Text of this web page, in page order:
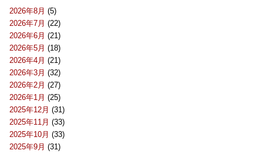
2026年8月 (5)
2026年7月 (22)
2026年6月 (21)
2026年5月 (18)
2026年4月 (21)
2026年3月 (32)
2026年2月 (27)
2026年1月 (25)
2025年12月 (31)
2025年11月 (33)
2025年10月 (33)
2025年9月 (31)